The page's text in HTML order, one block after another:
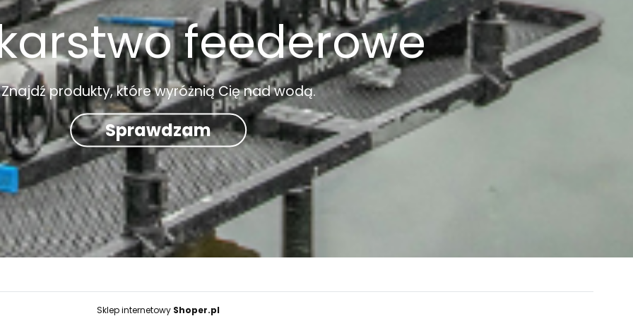
feederowe
Znajdź produkty, które wyróżnią Cię nad wodą.
Sprawdzam
Sklep internetowy Shoper.pl